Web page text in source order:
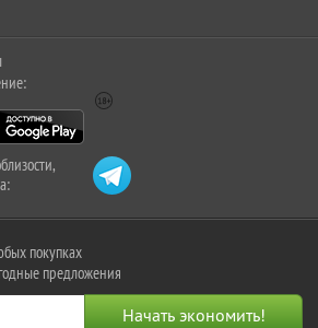
покупках
предложения